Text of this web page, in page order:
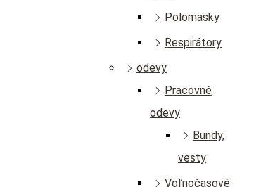
Polomasky
Respirátory
odevy
Pracovné
odevy
Bundy,
vesty
Voľnočasové